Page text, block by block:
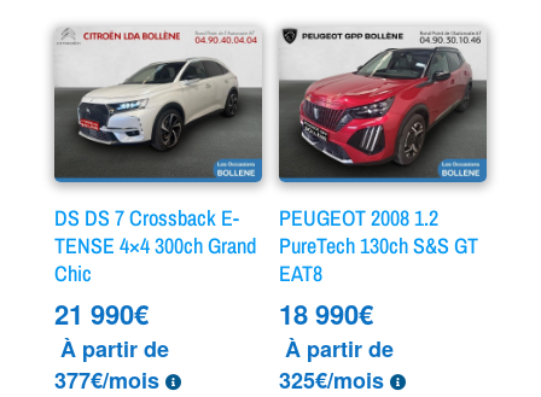
DS DS 7 Crossback E-
TENSE 4×4 300ch Grand
Chic
21 990€
À partir de
377€/mois
PEUGEOT 2008 1.2
PureTech 130ch S&S GT
EAT8
18 990€
À partir de
325€/mois